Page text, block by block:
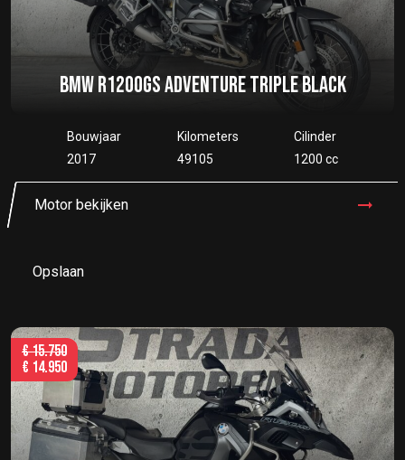
BMW R1200GS ADVENTURE TRIPLE BLACK
Bouwjaar
2017
Kilometers
49105
Cilinder
1200 cc
Motor bekijken
Opslaan
€15.750
€ 14.950